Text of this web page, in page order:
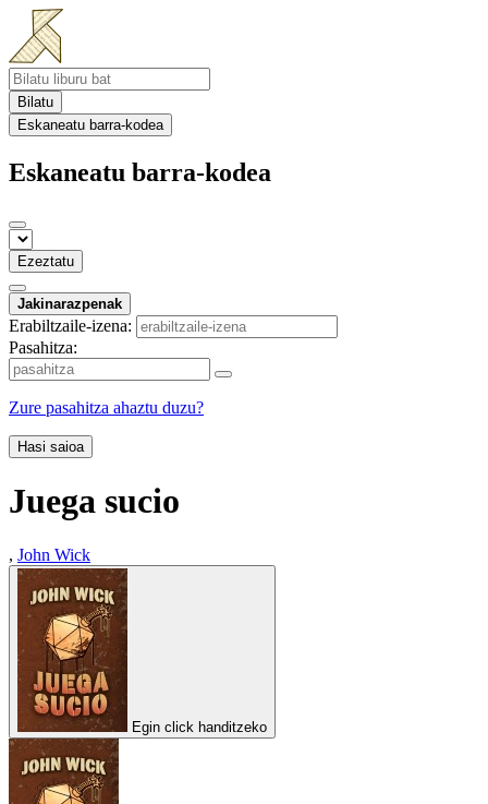
Bilatu
Eskaneatu barra-kodea
Eskaneatu barra-kodea
Ezeztatu
Jakinarazpenak
Erabiltzaile-izena:
Pasahitza:
Zure pasahitza ahaztu duzu?
Hasi saioa
Juega sucio
, John Wick
Egin click handitzeko